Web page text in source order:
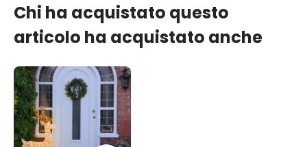
Chi ha acquistato questo
articolo ha acquistato anche